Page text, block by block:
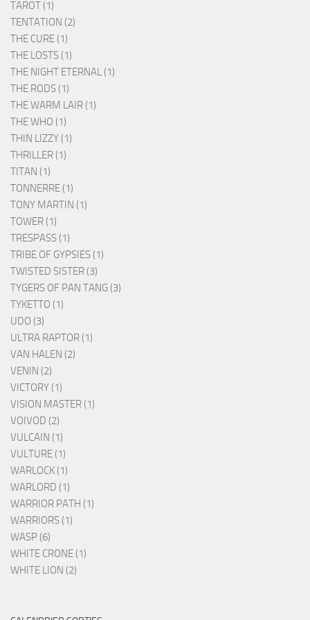
TAROT (1)
TENTATION (2)
THE CURE (1)
THE LOSTS (1)
THE NIGHT ETERNAL (1)
THE RODS (1)
THE WARM LAIR (1)
THE WHO (1)
THIN LIZZY (1)
THRILLER (1)
TITAN (1)
TONNERRE (1)
TONY MARTIN (1)
TOWER (1)
TRESPASS (1)
TRIBE OF GYPSIES (1)
TWISTED SISTER (3)
TYGERS OF PAN TANG (3)
TYKETTO (1)
UDO (3)
ULTRA RAPTOR (1)
VAN HALEN (2)
VENIN (2)
VICTORY (1)
VISION MASTER (1)
VOIVOD (2)
VULCAIN (1)
VULTURE (1)
WARLOCK (1)
WARLORD (1)
WARRIOR PATH (1)
WARRIORS (1)
WASP (6)
WHITE CRONE (1)
WHITE LION (2)